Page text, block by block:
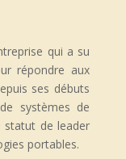
qui a su
répondre aux
ses débuts
systèmes de
statut de leader
portables.